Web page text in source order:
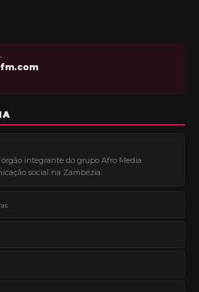
integrante do grupo Afro Media
social na Zambézia.